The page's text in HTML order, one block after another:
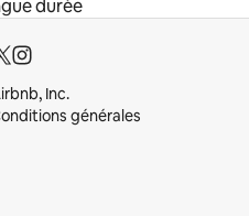
durée
Inc.
générales